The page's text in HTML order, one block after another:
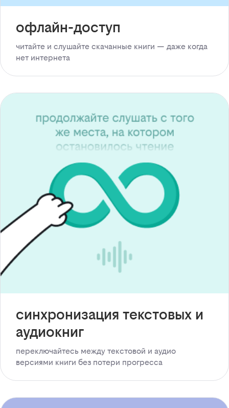
офлайн-доступ
читайте и слушайте скачанные книги — даже когда
нет интернета
синхронизация текстовых и
аудиокниг
переключайтесь между текстовой и аудио
версиями книги без потери прогресса